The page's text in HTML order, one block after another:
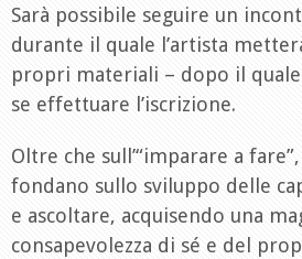
Sarà possibile seguire un
durante il quale l’artista
propri materiali – dopo il quale
se effettuare l’iscrizione.
Oltre che sull’“imparare a
fondano sullo sviluppo delle
e ascoltare, acquisendo una
consapevolezza di sé e del